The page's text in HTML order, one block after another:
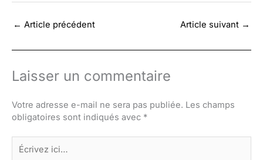
← Article précédent Article suivant →
Laisser un commentaire
Votre adresse e-mail ne sera pas publiée. Les champs
obligatoires sont indiqués avec *
Écrivez
ici…